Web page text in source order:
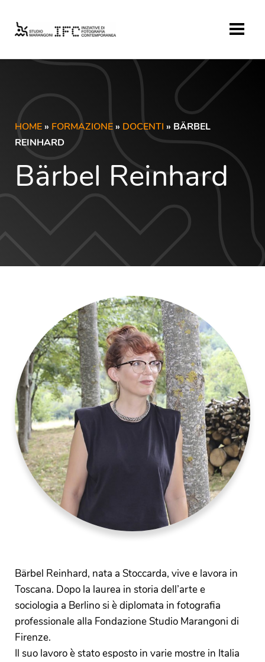
HOME » FORMAZIONE» DOCENTI » BÄRBEL
REINHARD
Bärbel Reinhard
Bärbel Reinhard, nata a Stoccarda, vive e lavora in
Toscana. Dopo la laurea in storia dell’arte e
sociologia a Berlino si è diplomata in fotografia
professionale alla Fondazione Studio Marangoni di
Firenze.
Il suo lavoro è stato esposto in varie mostre in Italia